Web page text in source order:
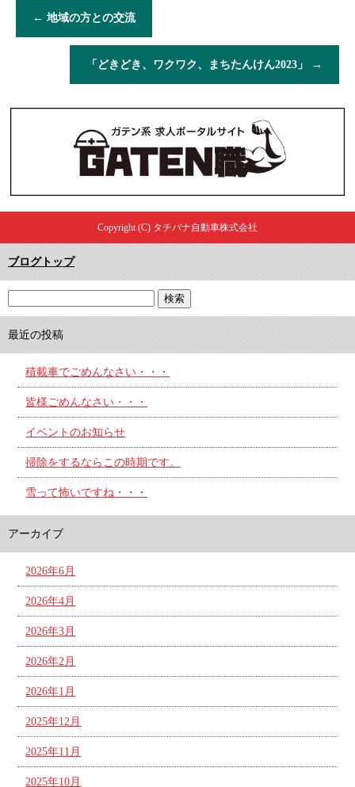
← 地域の方との交流
「どきどき、ワクワク、まちたんけん2023」 →
Copyright (C) タチバナ自動車株式会社
ブログトップ
最近の投稿
積載車でごめんなさい・・・
皆様ごめんなさい・・・
イベントのお知らせ
掃除をするならこの時期です。
雪って怖いですね・・・
アーカイブ
2026年6月
2026年4月
2026年3月
2026年2月
2026年1月
2025年12月
2025年11月
2025年10月